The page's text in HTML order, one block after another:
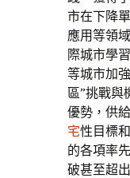
市在下降
應用等領
際城市學
等城市加
區”挑戰與
優勢，供
宅性目標
的各項率
破甚至超